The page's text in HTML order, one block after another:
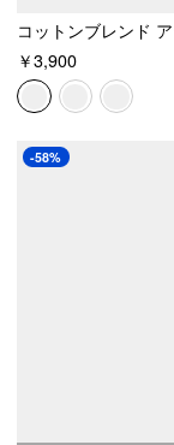
￥3,900
-58%